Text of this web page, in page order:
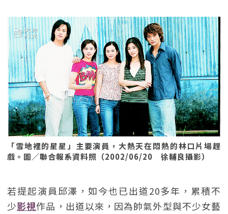
「雪地裡的星星」主要演員，大熱天在悶熱的林口片場趕
戲。圖／聯合報系資料照（2002/06/20 徐輔良攝影）
若提起演員邱澤，如今也已出道20多年，累積不
少影視作品，出道以來，因為帥氣外型與不少女藝